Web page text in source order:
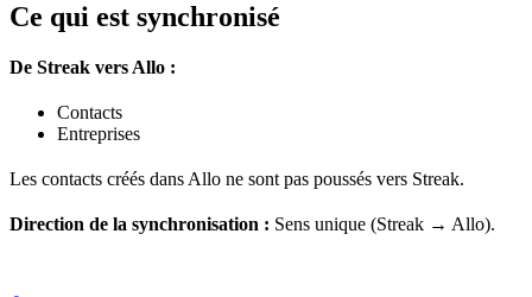
Ce qui est synchronisé
De Streak vers Allo :
Contacts
Entreprises
Les contacts créés dans Allo ne sont pas poussés vers Streak.
Direction de la synchronisation : Sens unique (Streak → Allo).